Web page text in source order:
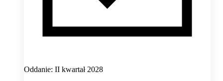
Oddanie: II kwartał 2028